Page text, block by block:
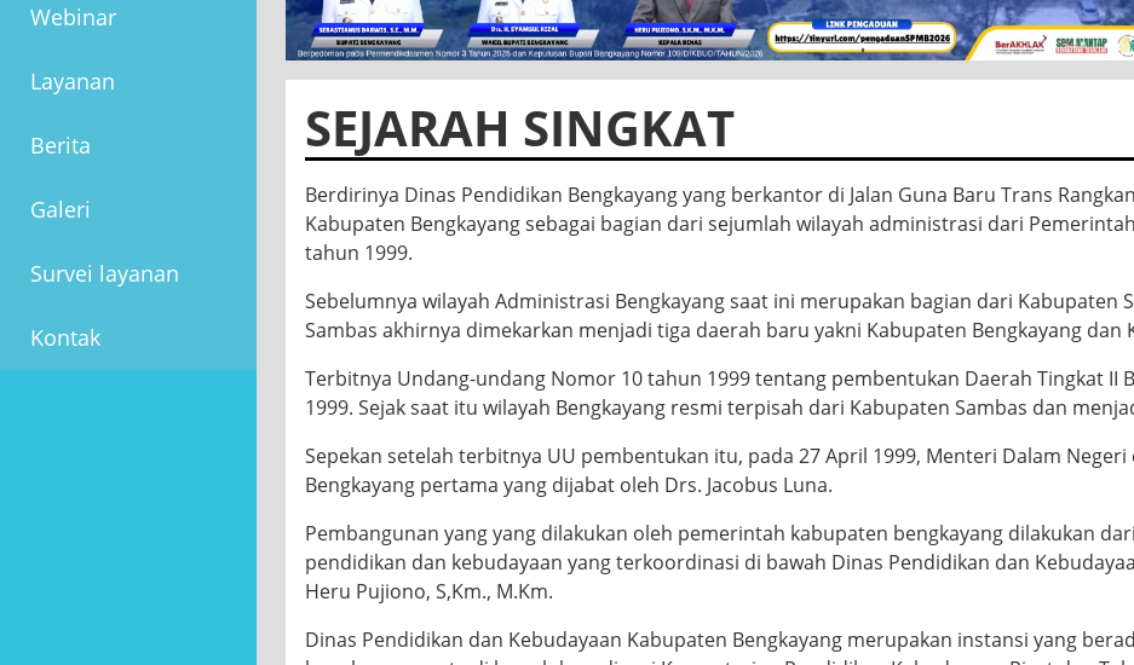
Webinar
Layanan
Berita
Galeri
Survei layanan
Kontak SEJARAH SINGKAT
Berdirinya Dinas Pendidikan Bengkayang yang berkantor di Jalan Guna Baru Trans
Kabupaten Bengkayang sebagai bagian dari sejumlah wilayah administrasi dari
tahun 1999.
Sebelumnya wilayah Administrasi Bengkayang saat ini merupakan bagian dari Kabupaten
Sambas akhirnya dimekarkan menjadi tiga daerah baru yakni Kabupaten Bengkayang dan
Terbitnya Undang-undang Nomor 10 tahun 1999 tentang pembentukan Daerah Tingkat II
1999. Sejak saat itu wilayah Bengkayang resmi terpisah dari Kabupaten Sambas dan